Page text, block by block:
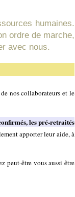
humaines.
ordre de marche,
avec nous.
nos collaborateurs et le
les pré-retraités
apporter leur aide, à
peut-être vous aussi être